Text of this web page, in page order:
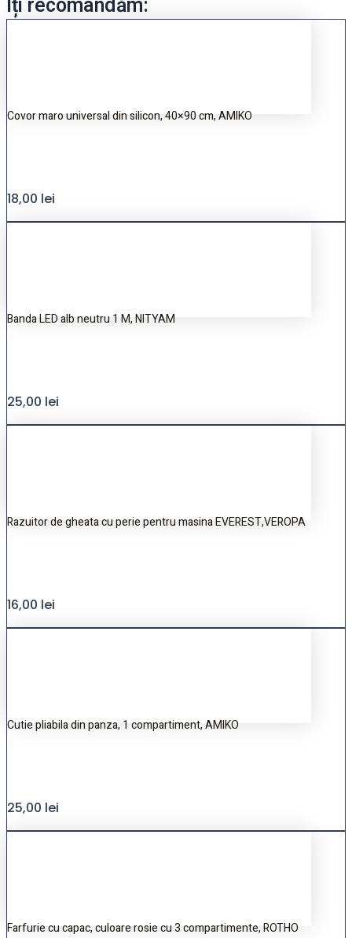
Îți recomandăm:
Covor maro universal din silicon, 40×90 cm, AMIKO
18,00 lei
Banda LED alb neutru 1 M, NITYAM
25,00 lei
Razuitor de gheata cu perie pentru masina EVEREST,VEROPA
16,00 lei
Cutie pliabila din panza, 1 compartiment, AMIKO
25,00 lei
Farfurie cu capac, culoare rosie cu 3 compartimente, ROTHO